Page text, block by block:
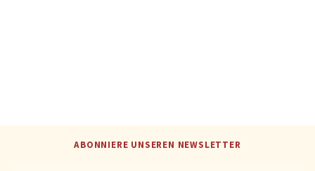
ABONNIERE UNSEREN NEWSLETTER